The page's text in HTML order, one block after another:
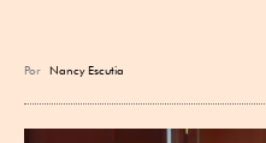
Por Nancy Escutia